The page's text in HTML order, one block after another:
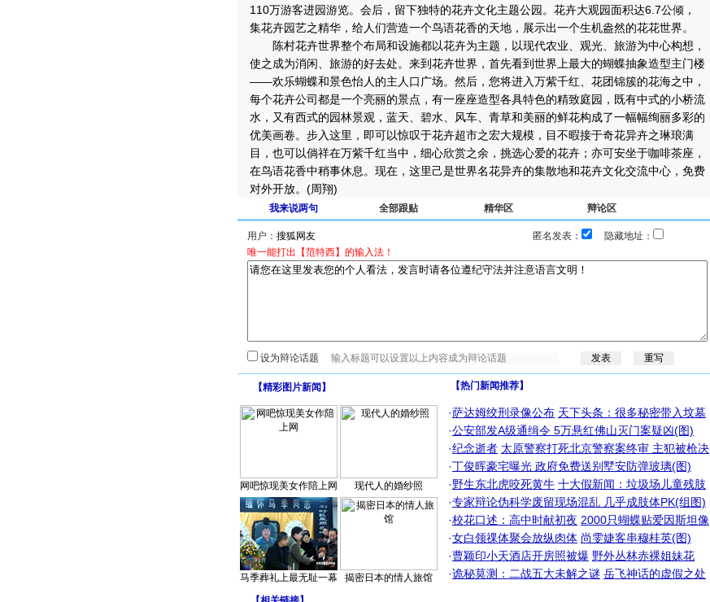
110万游客进园游览。会后，留下独特的花卉文化主题公园。花卉大观园面积达6.7公倾，
集花卉园艺之精华，给人们营造一个鸟语花香的天地，展示出一个生机盎然的花花世界。
陈村花卉世界整个布局和设施都以花卉为主题，以现代农业、观光、旅游为中心构想，
使之成为消闲、旅游的好去处。来到花卉世界，首先看到世界上最大的蝴蝶抽象造型主门楼
——欢乐蝴蝶和景色怡人的主人口广场。然后，您将进入万紫千红、花团锦簇的花海之中，
每个花卉公司都是一个亮丽的景点，有一座座造型各具特色的精致庭园，既有中式的小桥流
水，又有西式的园林景观，蓝天、碧水、风车、青草和美丽的鲜花构成了一幅幅绚丽多彩的
优美画卷。步入这里，即可以惊叹于花卉超市之宏大规模，目不暇接于奇花异卉之琳琅满
目，也可以倘祥在万紫千红当中，细心欣赏之余，挑选心爱的花卉；亦可安坐于咖啡茶座，
在鸟语花香中稍事休息。现在，这里己是世界名花异卉的集散地和花卉文化交流中心，免费
对外开放。(周翔)
我来说两句 全部跟贴 精华区 辩论区
用户： 匿名发表：
隐藏地址：
唯一能打出【范特西】的输入法！
设为辩论话题
【精彩图片新闻 】
网吧惊现美女作陪上网 现代人的婚纱照
马季葬礼上最无耻一幕 揭密日本的情人旅馆
【热门新闻推荐】
·萨达姆绞刑录像公布 天下头条：很多秘密带入坟墓
·公安部发A级通缉令 5万悬红佛山灭门案疑凶(图)
·纪念逝者 太原警察打死北京警察案终审 主犯被枪决
·丁俊晖豪宅曝光 政府免费送别墅安防弹玻璃(图)
·野生东北虎咬死黄牛 十大假新闻：垃圾场儿童残肢
·专家辩论伪科学废留现场混乱 几乎成肢体PK(组图)
·校花口述：高中时献初夜 2000只蝴蝶贴爱因斯坦像
·女白领祼体聚会放纵肉体 尚雯婕客串穆桂英(图)
·曹颖印小天酒店开房照被爆 野外丛林赤裸姐妹花
·诡秘莫测：二战五大未解之谜 岳飞神话的虚假之处